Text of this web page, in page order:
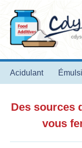
Acidulant
Des sources
vous